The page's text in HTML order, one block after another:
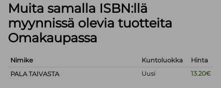
Muita samalla ISBN:llä
myynnissä olevia tuotteita
Omakaupassa
Nimike Kuntoluokka
Hinta
PALA TAIVASTA
Uusi 13.20€